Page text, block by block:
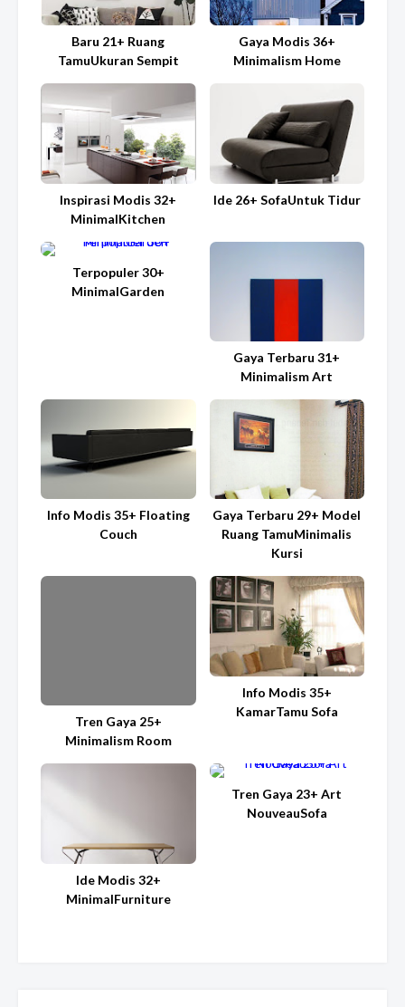
Baru 21+ Ruang
TamuUkuran Sempit
Gaya Modis 36+
Minimalism Home
Inspirasi Modis 32+
MinimalKitchen
Ide 26+ SofaUntuk Tidur
Terpopuler 30+
MinimalGarden
Gaya Terbaru 31+
Minimalism Art
Info Modis 35+ Floating
Couch
Gaya Terbaru 29+ Model
Ruang TamuMinimalis
Kursi
Tren Gaya 25+
Minimalism Room
Info Modis 35+
KamarTamu Sofa
Ide Modis 32+
MinimalFurniture
Tren Gaya 23+ Art
NouveauSofa